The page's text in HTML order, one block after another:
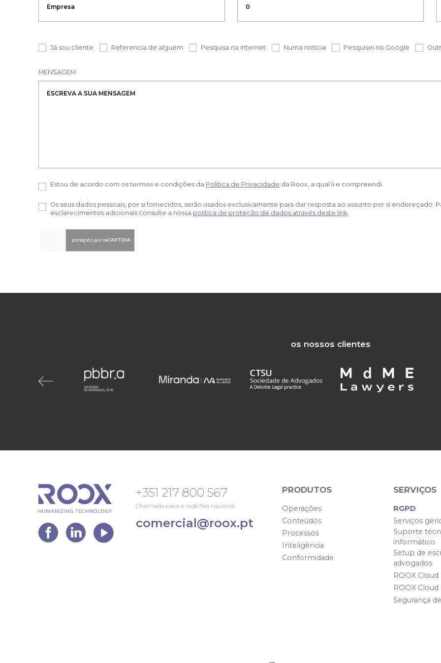
Já sou cliente Referencia de alguém Pesquisa na internet Numa notícia Pesquisei no Google
MENSAGEM
Estou de acordo com os termos e condições da Política de Privacidade da Roox, a qual li e compreendi.
Os seus dados pessoais, por si fornecidos, serão usados exclusivamente para dar resposta ao assunto por si endereçado.
esclarecimentos adicionais consulte a nossa política de proteção de dados através deste link.
os nossos clientes
+351 217 800 567
Chamada para a rede fixa nacional
comercial@roox.pt
PRODUTOS
Operações
Conteúdos
Processos
Inteligência
Conformidade
SERVIÇOS
RGPD
Serviços
Suporte
informático
Setup de
advogados
ROOX Cloud
ROOX
Segurança